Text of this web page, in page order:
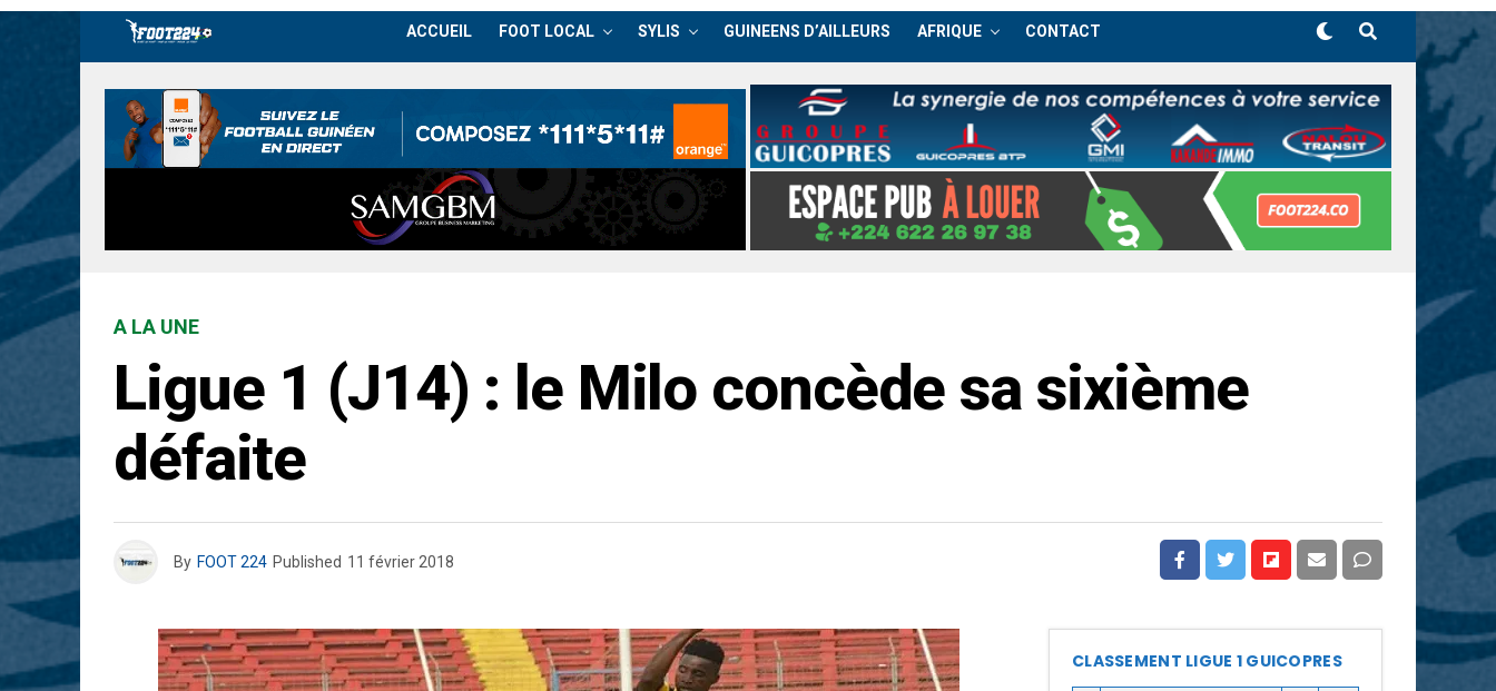
ACCUEIL FOOT LOCAL SYLIS GUINEENS D’AILLEURS AFRIQUE CONTACT
A LA UNE
Ligue 1 (J14) : le Milo concède sa sixième
défaite
By FOOT 224 Published 11 février 2018
CLASSEMENT LIGUE 1 GUICOPRES